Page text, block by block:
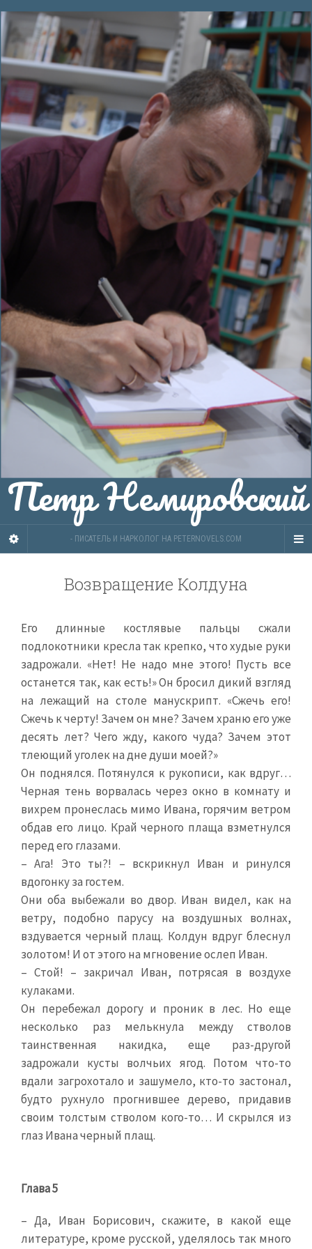
Петр Немировский
- ПИСАТЕЛЬ И НАРКОЛОГ НА PETERNOVELS.COM
Возвращение Колдуна
Его длинные костлявые пальцы сжали
подлокотники кресла так крепко, что худые руки
задрожали. «Нет! Не надо мне этого! Пусть все
останется так, как есть!» Он бросил дикий взгляд
на лежащий на столе манускрипт. «Сжечь его!
Сжечь к черту! Зачем он мне? Зачем храню его уже
десять лет? Чего жду, какого чуда? Зачем этот
тлеющий уголек на дне души моей?»
Он поднялся. Потянулся к рукописи, как вдруг…
Черная тень ворвалась через окно в комнату и
вихрем пронеслась мимо Ивана, горячим ветром
обдав его лицо. Край черного плаща взметнулся
перед его глазами.
– Ага! Это ты?! – вскрикнул Иван и ринулся
вдогонку за гостем.
Они оба выбежали во двор. Иван видел, как на
ветру, подобно парусу на воздушных волнах,
вздувается черный плащ. Колдун вдруг блеснул
золотом! И от этого на мгновение ослеп Иван.
– Стой! – закричал Иван, потрясая в воздухе
кулаками.
Он перебежал дорогу и проник в лес. Но еще
несколько раз мелькнула между стволов
таинственная накидка, еще раз-другой
задрожали кусты волчьих ягод. Потом что-то
вдали загрохотало и зашумело, кто-то застонал,
будто рухнуло прогнившее дерево, придавив
своим толстым стволом кого-то… И скрылся из
глаз Ивана черный плащ.
Глава 5
– Да, Иван Борисович, скажите, в какой еще
литературе, кроме русской, уделялось так много